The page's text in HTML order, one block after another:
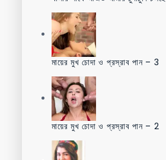
মায়ের মুখ চোদা ও প্রস্রাব পান – 3
মায়ের মুখ চোদা ও প্রস্রাব পান – 2